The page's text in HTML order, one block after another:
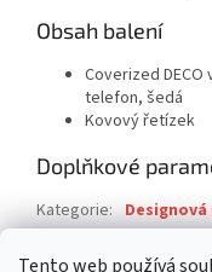
Tento web používá
Obsah balení
Coverized DECO
telefon, šedá
Kovový řetízek
Doplňkové
Kategorie: